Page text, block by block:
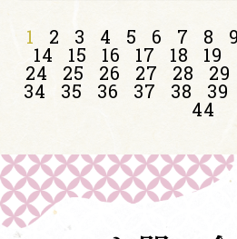
1 2 3 4 5 6 7 8 9
14 15 16 17 18 19
24 25 26 27 28 29
34 35 36 37 38 39
44